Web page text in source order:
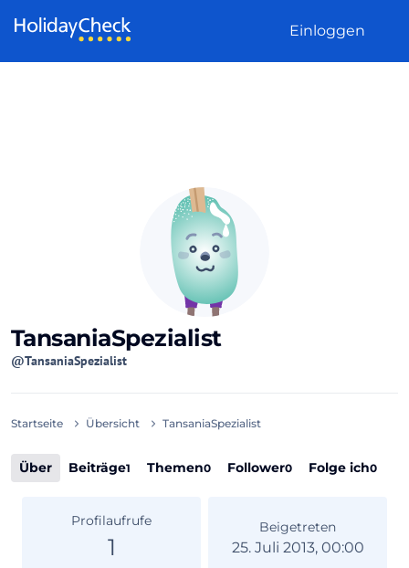
Einloggen
TansaniaSpezialist
@TansaniaSpezialist
Startseite Übersicht TansaniaSpezialist
Über Beiträge1 Themen0 Follower0 Folge ich0
Profilaufrufe
1
Beigetreten
25. Juli 2013, 00:00